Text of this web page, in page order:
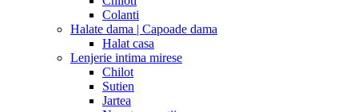
Colanti
Halate dama | Capoade dama
Halat casa
Lenjerie intima mirese
Chilot
Sutien
Jartea